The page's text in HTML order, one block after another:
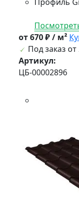
от 670 ₽ / м²
Под заказ от
Артикул:
ЦБ-00002896